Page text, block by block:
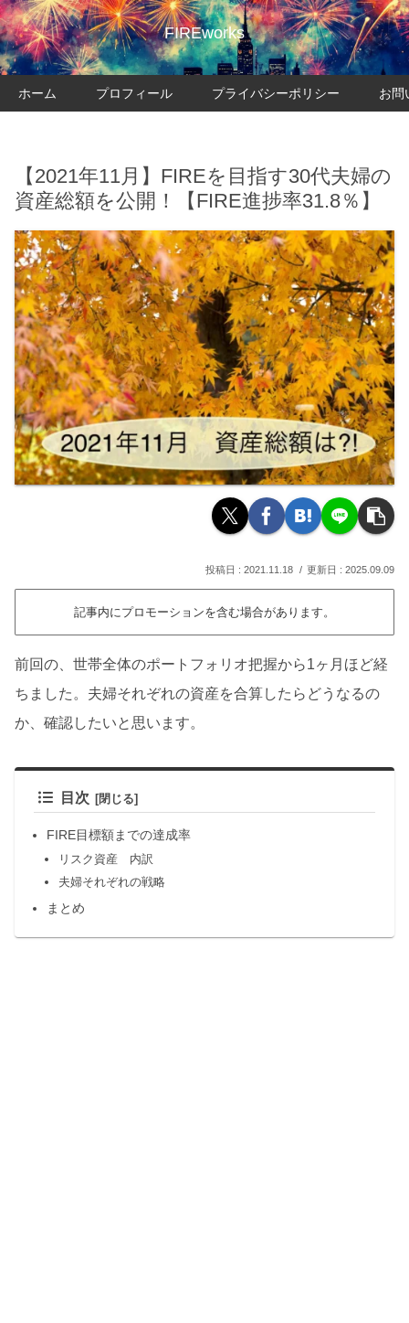
FIREworks
ホーム プロフィール プライバシーポリシー お問
【2021年11月】FIREを目指す30代夫婦の
資産総額を公開！【FIRE進捗率31.8％】
2021.11.18 2025.09.09
記事内にプロモーションを含む場合があります。
前回の、世帯全体のポートフォリオ把握から1ヶ月ほど経
ちました。夫婦それぞれの資産を合算したらどうなるの
か、確認したいと思います。
目次
FIRE目標額までの達成率
リスク資産 内訳
夫婦それぞれの戦略
まとめ